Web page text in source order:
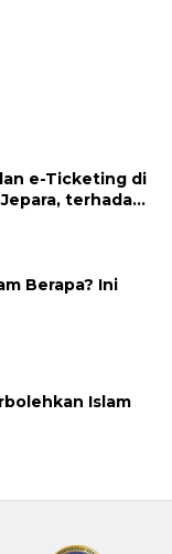
e-Ticketing di
terhadap
Berapa? Ini
Islam